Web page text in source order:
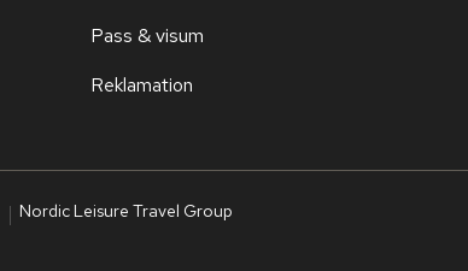
Pass & visum
Reklamation
Nordic Leisure Travel Group